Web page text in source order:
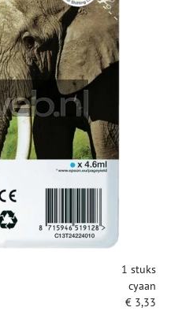
1 stuks
cyaan
€ 3,33